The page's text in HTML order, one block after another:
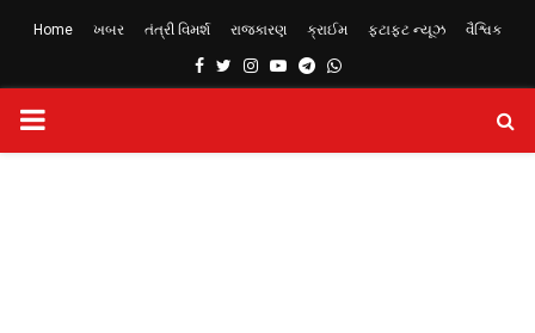
Home ખબર તંત્રી વિમર્શ રાજકારણ ક્રાઈમ ફટાફટ ન્યૂઝ વૈશ્વિક
Facebook
TwitterInstagram
YoutubeTelegram
Whatsapp
PRIMARY